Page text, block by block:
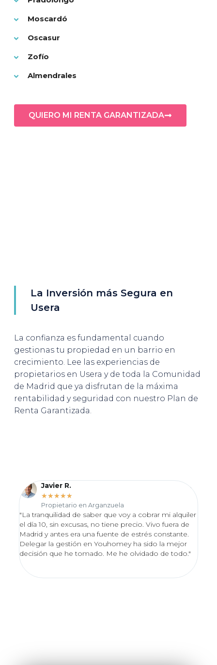
Moscardó
Oscasur
Zofío
Almendrales
QUIERO MI RENTA GARANTIZADA
La Inversión más Segura en
Usera
La confianza es fundamental cuando
gestionas tu propiedad en un barrio en
crecimiento. Lee las experiencias de
propietarios en Usera y de toda la Comunidad
de Madrid que ya disfrutan de la máxima
rentabilidad y seguridad con nuestro Plan de
Renta Garantizada.
Javier R.
★★★★★
Propietario en Arganzuela
"La tranquilidad de saber que voy a cobrar mi alquiler
el día 10, sin excusas, no tiene precio. Vivo fuera de
Madrid y antes era una fuente de estrés constante.
Delegar la gestión en Youhomey ha sido la mejor
decisión que he tomado. Me he olvidado de todo."